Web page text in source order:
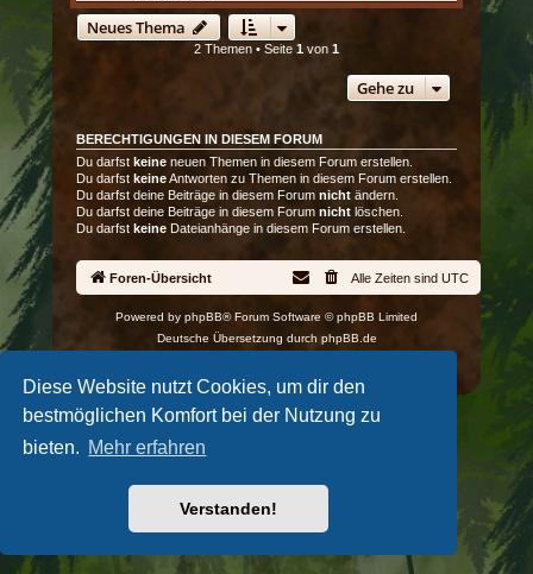
Diese Website nutzt Cookies, um dir den
bestmöglichen Komfort bei der Nutzung zu
bieten. Mehr erfahren
Verstanden!
Neues Thema
2 Themen • Seite 1 von 1
Gehe zu
BERECHTIGUNGEN IN DIESEM FORUM
Du darfst keine neuen Themen in diesem Forum erstellen.
Du darfst keineAntworten zu Themen in diesem Forum erstellen.
Du darfst deine Beiträge in diesem Forum nicht ändern.
Du darfst deine Beiträge in diesem Forum nicht löschen.
Du darfst keine Dateianhänge in diesem Forum erstellen.
Foren-Übersicht Alle Zeiten sind UTC
Powered by phpBB® Forum Software © phpBB Limited
Deutsche Übersetzung durch phpBB.de